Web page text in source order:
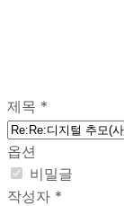
제목 *
옵션
비밀글
작성자 *